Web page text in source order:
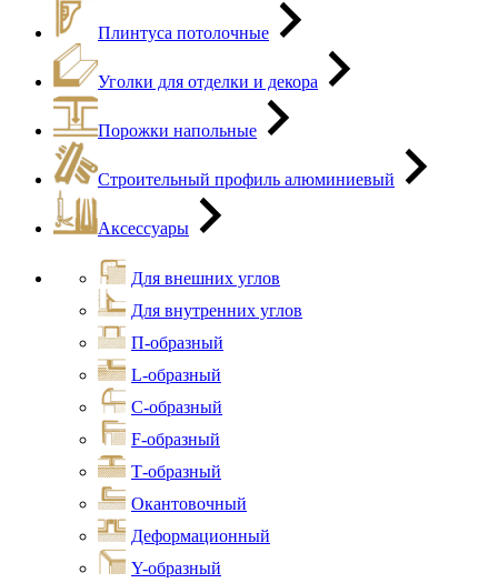
Плинтуса потолочные
Уголки для отделки и декора
Порожки напольные
Строительный профиль алюминиевый
Аксессуары
Для внешних углов
Для внутренних углов
П-образный
L-образный
С-образный
F-образный
Т-образный
Окантовочный
Деформационный
Y-образный